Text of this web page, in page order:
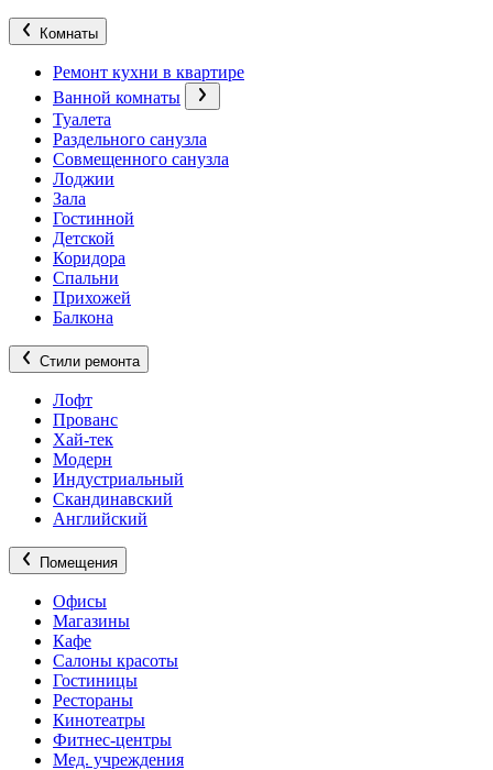
Комнаты
Ремонт кухни в квартире
Ванной комнаты
Туалета
Раздельного санузла
Совмещенного санузла
Лоджии
Зала
Гостинной
Детской
Коридора
Спальни
Прихожей
Балкона
Стили ремонта
Лофт
Прованс
Хай-тек
Модерн
Индустриальный
Скандинавский
Английский
Помещения
Офисы
Магазины
Кафе
Салоны красоты
Гостиницы
Рестораны
Кинотеатры
Фитнес-центры
Мед. учреждения